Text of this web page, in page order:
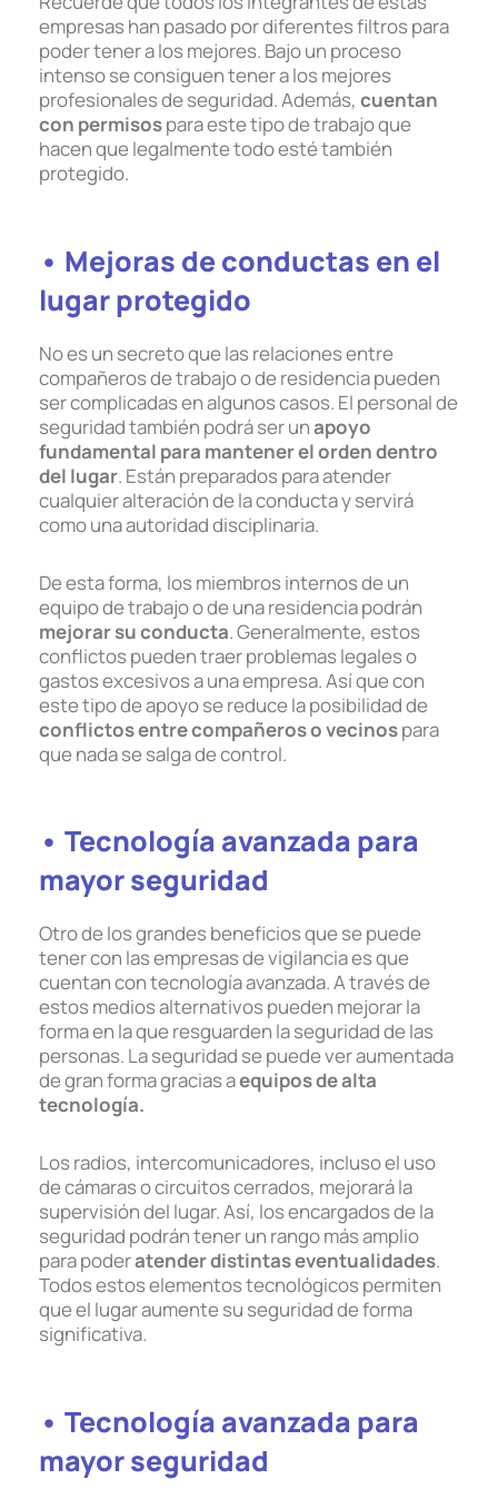
empresas han pasado por diferentes filtros para
poder tener a los mejores. Bajo un proceso
intenso se consiguen tener a los mejores
profesionales de seguridad. Además, cuentan
con permisospara este tipo de trabajo que
hacen que legalmente todo esté también
protegido.
• Mejoras de conductas en el
lugar protegido
No es un secreto que las relaciones entre
compañeros de trabajo o de residencia pueden
ser complicadas en algunos casos. El personal de
seguridad también podrá ser unapoyo
fundamental para mantener el orden dentro
del lugar. Están preparados para atender
cualquier alteración de la conducta y servirá
como una autoridad disciplinaria.
De esta forma, los miembros internos de un
equipo de trabajo o de una residencia podrán
mejorar su conducta. Generalmente, estos
conflictos pueden traer problemas legales o
gastos excesivos a una empresa. Así que con
este tipo de apoyo se reduce la posibilidad de
conflictos entre compañeros o vecinospara
que nada se salga de control.
• Tecnología avanzada para
mayor seguridad
Otro de los grandes beneficios que se puede
tener con las empresas de vigilancia es que
cuentan con tecnología avanzada. A través de
estos medios alternativos pueden mejorar la
forma en la que resguarden la seguridad de las
personas. La seguridad se puede ver aumentada
de gran forma gracias aequipos de alta
tecnología.
Los radios, intercomunicadores, incluso el uso
de cámaras o circuitos cerrados, mejorará la
supervisión del lugar. Así, los encargados de la
seguridad podrán tener un rango más amplio
para poderatender distintas eventualidades.
Todos estos elementos tecnológicos permiten
que el lugar aumente su seguridad de forma
significativa.
• Tecnología avanzada para
mayor seguridad